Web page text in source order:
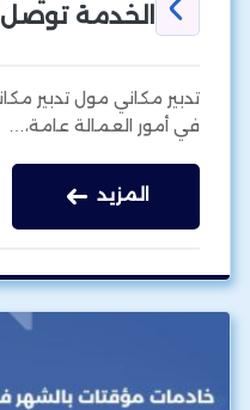
الخدمة توصل
تدبير مكاني مول تدبير
في أمور العمالة عامة،…
المزيد